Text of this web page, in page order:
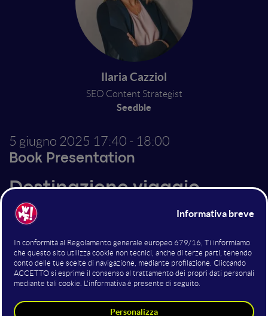
Ilaria Cazziol
SEO Content Strategist
Seedble
5 giugno 2025 17:40 - 18:00
Book Presentation
Destinazione viaggio
Destinazione viaggio. Per cambiare vita e trovare se
libro che sfida il concetto tradizionale di carriera e
stile di vita, proponendo il nomadismo digitale come
ponte verso una nuova libertà personale e
una guida per chiunque desideri sfruttare le